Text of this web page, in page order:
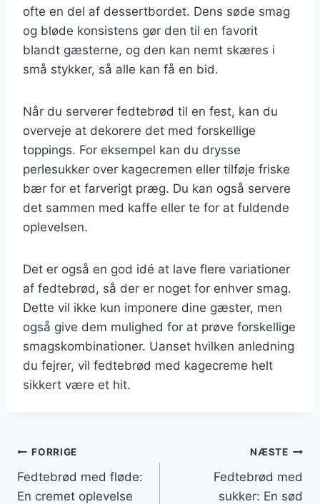
ofte en del af dessertbordet. Dens søde smag
og bløde konsistens gør den til en favorit
blandt gæsterne, og den kan nemt skæres i
små stykker, så alle kan få en bid.
Når du serverer fedtebrød til en fest, kan du
overveje at dekorere det med forskellige
toppings. For eksempel kan du drysse
perlesukker over kagecremen eller tilføje friske
bær for et farverigt præg. Du kan også servere
det sammen med kaffe eller te for at fuldende
oplevelsen.
Det er også en god idé at lave flere variationer
af fedtebrød, så der er noget for enhver smag.
Dette vil ikke kun imponere dine gæster, men
også give dem mulighed for at prøve forskellige
smagskombinationer. Uanset hvilken anledning
du fejrer, vil fedtebrød med kagecreme helt
sikkert være et hit.
Indlægsnavigation
FORRIGE
Fedtebrød med fløde:
En cremet oplevelse
NÆSTE
Fedtebrød med
sukker: En sød